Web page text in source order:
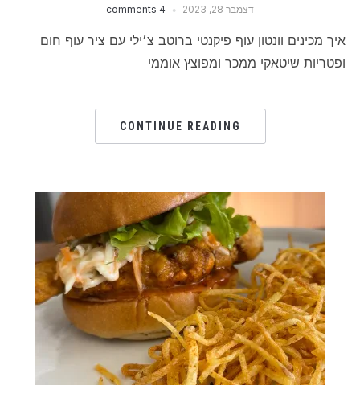
דצמבר 28, 2023 4 comments
איך מכינים וונטון עוף פיקנטי ברוטב צ׳ילי עם ציר עוף חום
ופטריות שיטאקי ממכר ומפוצץ אוממי
CONTINUE READING